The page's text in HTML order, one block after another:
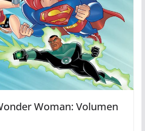
Woman: Volumen